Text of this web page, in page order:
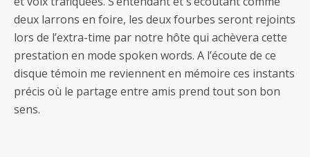
deux larrons en foire, les deux fourbes seront rejoints
lors de l’extra-time par notre hôte qui achèvera cette
prestation en mode spoken words. A l’écoute de ce
disque témoin me reviennent en mémoire ces instants
précis où le partage entre amis prend tout son bon
sens.